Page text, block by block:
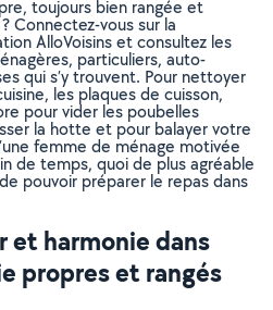
toujours bien rangée et
Connectez-vous sur la
AlloVoisins et consultez les
particuliers, auto-
qui s’y trouvent. Pour nettoyer
les plaques de cuisson,
pour vider les poubelles
la hotte et pour balayer votre
femme de ménage motivée
de temps, quoi de plus agréable
pouvoir préparer le repas dans
et harmonie dans
propres et rangés